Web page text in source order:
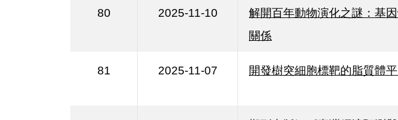
80 2025-11-10
解開百年動物演化之謎：基
關係
81 2025-11-07 開發樹突細胞標靶的脂質體